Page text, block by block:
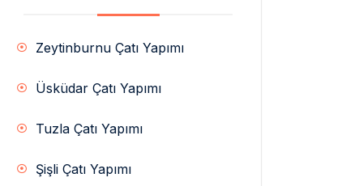
Zeytinburnu Çatı Yapımı
Üsküdar Çatı Yapımı
Tuzla Çatı Yapımı
Şişli Çatı Yapımı